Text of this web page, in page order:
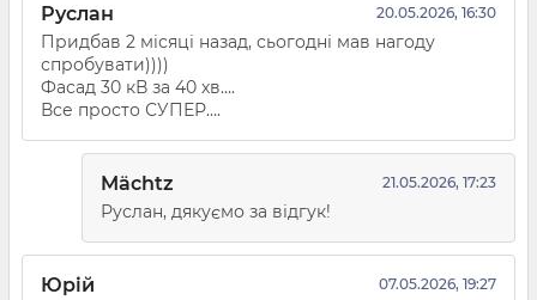
Руслан 20.05.2026, 16:30
Придбав 2 місяці назад, сьогодні мав нагоду
спробувати))))
Фасад 30 кВ за 40 хв….
Все просто СУПЕР….
Mächtz 21.05.2026, 17:23
Руслан, дякуємо за відгук!
Юрій 07.05.2026, 19:27